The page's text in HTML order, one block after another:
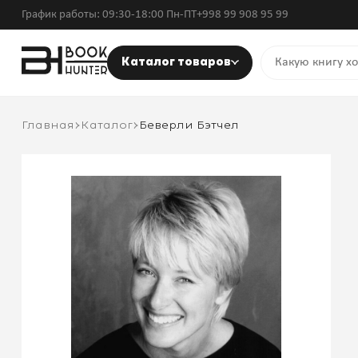
График работы: 09:30-18:00 Пн-ПТ+998 99 908 95 99
Каталог товаров
Главная Каталог Беверли Бэтчел